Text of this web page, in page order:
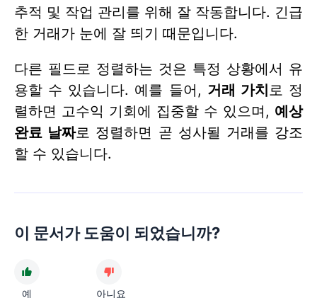
추적 및 작업 관리를 위해 잘 작동합니다. 긴급
한 거래가 눈에 잘 띄기 때문입니다.
다른 필드로 정렬하는 것은 특정 상황에서 유
용할 수 있습니다. 예를 들어, 거래 가치로 정
렬하면 고수익 기회에 집중할 수 있으며, 예상
완료 날짜로 정렬하면 곧 성사될 거래를 강조
할 수 있습니다.
이 문서가 도움이 되었습니까?
예 아니요